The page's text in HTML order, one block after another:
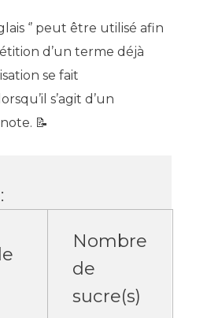
‘’ peut être utilisé afin
d’un terme déjà
se fait
s’agit d’un
📝
Nombre
de
sucre(s)